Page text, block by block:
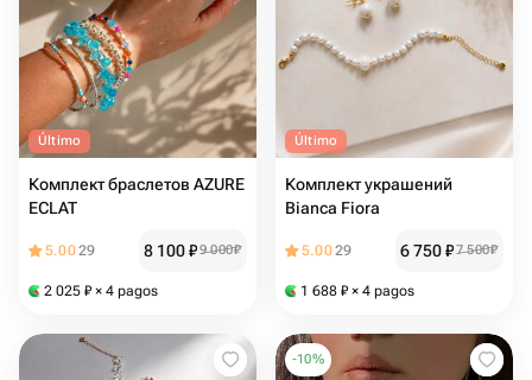
Último
Комплект браслетов AZURE
ECLAT
5.0029 8 100₽9 000₽
2 025 ₽ × 4 pagos
Último
Комплект украшений
Bianca Fiora
5.0029 6 750₽7 500₽
1 688 ₽ × 4 pagos
-10%